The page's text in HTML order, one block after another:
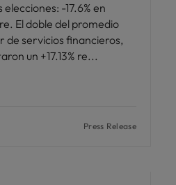
-17.6% en
El doble del promedio
de servicios financieros,
un +17.13% re
Press Release